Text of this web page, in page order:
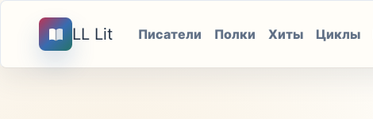
LL Lit Писатели Полки Хиты Циклы